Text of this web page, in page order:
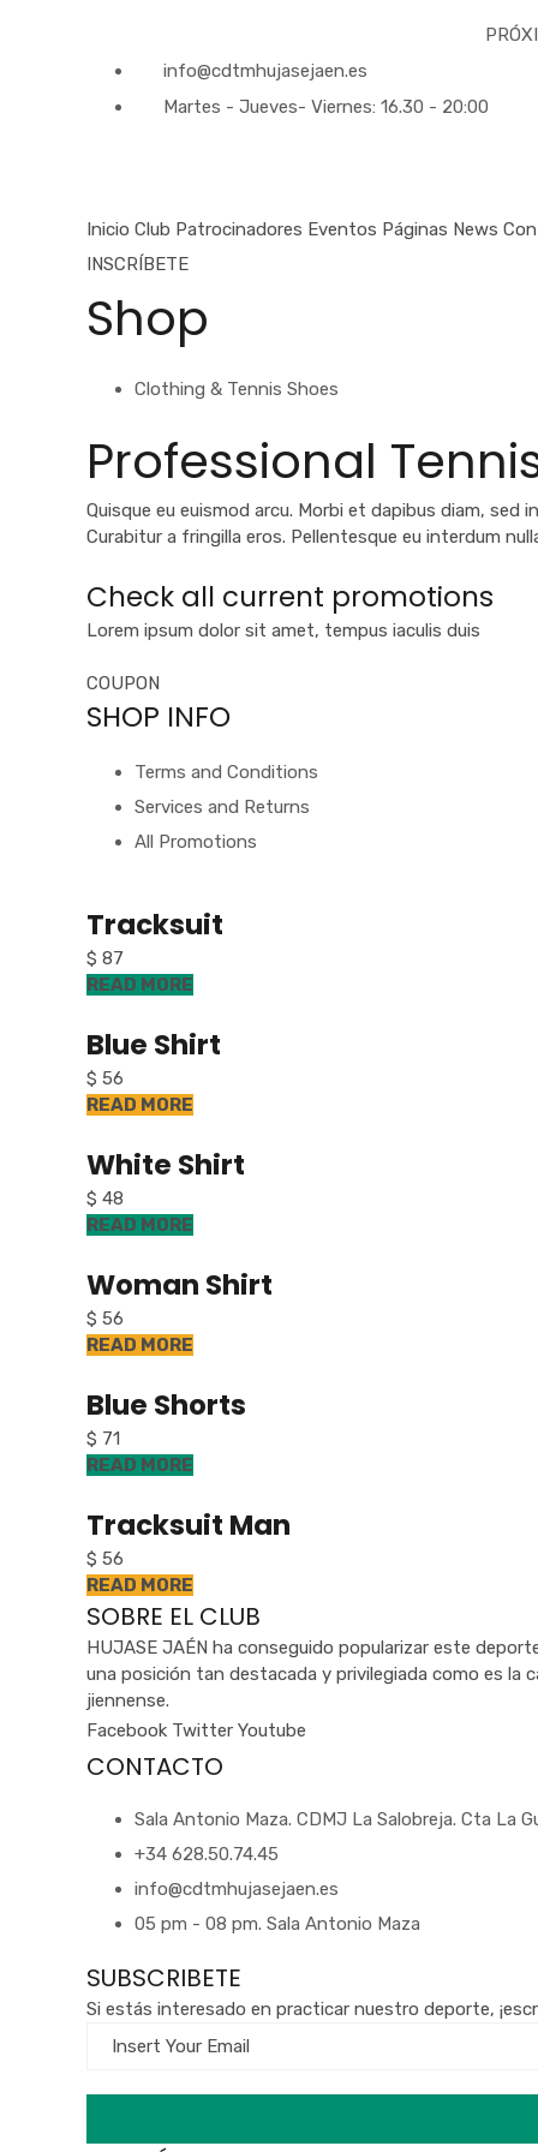
PRÓXIMOS
info@cdtmhujasejaen.es
Martes - Jueves- Viernes: 16.30 - 20:00
Inicio Club Patrocinadores Eventos Páginas News
INSCRÍBETE
Shop
Clothing & Tennis Shoes
Professional
Quisque eu euismod arcu. Morbi et dapibus diam,
Curabitur a fringilla eros. Pellentesque eu interdum
Check all current promotions
Lorem ipsum dolor sit amet, tempus iaculis duis
COUPON
SHOP INFO
Terms and Conditions
Services and Returns
All Promotions
Tracksuit
$ 87
READ MORE
Blue Shirt
$ 56
READ MORE
White Shirt
$ 48
READ MORE
Woman Shirt
$ 56
READ MORE
Blue Shorts
$ 71
READ MORE
Tracksuit Man
$ 56
READ MORE
SOBRE EL CLUB
HUJASE JAÉN ha conseguido popularizar este
una posición tan destacada y privilegiada como es la
jiennense.
Facebook Twitter Youtube
CONTACTO
Sala Antonio Maza. CDMJ La Salobreja. Cta La
+34 628.50.74.45
info@cdtmhujasejaen.es
05 pm - 08 pm. Sala Antonio Maza
SUBSCRIBETE
Si estás interesado en practicar nuestro deporte,